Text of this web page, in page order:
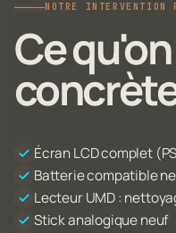
NOTRE INTERVENTION
Ce
Écran LCD complet
Batterie compatible
Lecteur UMD :
Stick analogique neuf